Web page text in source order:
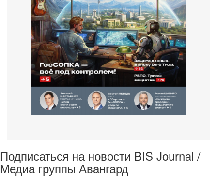
Подписаться на новости BIS Journal /
Медиа группы Авангард